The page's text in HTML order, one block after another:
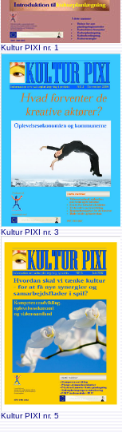
Kultur PIXI nr. 1
Kultur PIXI nr. 3
Kultur PIXI nr. 5